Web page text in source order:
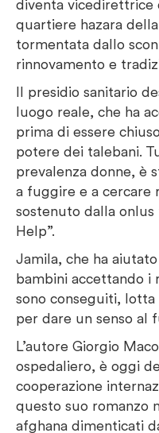
diventa vicedirettrice
quartiere hazara
tormentata dallo
rinnovamento e
Il presidio sanitario
luogo reale, che ha
prima di essere
potere dei talebani.
prevalenza donne, è
a fuggire e a cercare
sostenuto dalla onlus
Help”.
Jamila, che ha
bambini accettando i
sono conseguiti, lotta
per dare un senso al
L’autore Giorgio
ospedaliero, è oggi
cooperazione
questo suo romanzo
afghana dimenticati